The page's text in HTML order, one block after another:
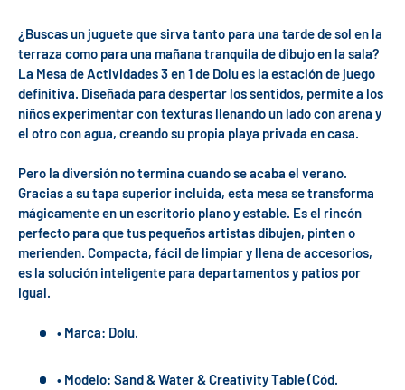
¿Buscas un juguete que sirva tanto para una tarde de sol en la
terraza como para una mañana tranquila de dibujo en la sala?
La Mesa de Actividades 3 en 1 de Dolu es la estación de juego
definitiva. Diseñada para despertar los sentidos, permite a los
niños experimentar con texturas llenando un lado con arena y
el otro con agua, creando su propia playa privada en casa.
Pero la diversión no termina cuando se acaba el verano.
Gracias a su tapa superior incluida, esta mesa se transforma
mágicamente en un escritorio plano y estable. Es el rincón
perfecto para que tus pequeños artistas dibujen, pinten o
merienden. Compacta, fácil de limpiar y llena de accesorios,
es la solución inteligente para departamentos y patios por
igual.
• Marca: Dolu.
• Modelo: Sand & Water & Creativity Table (Cód.